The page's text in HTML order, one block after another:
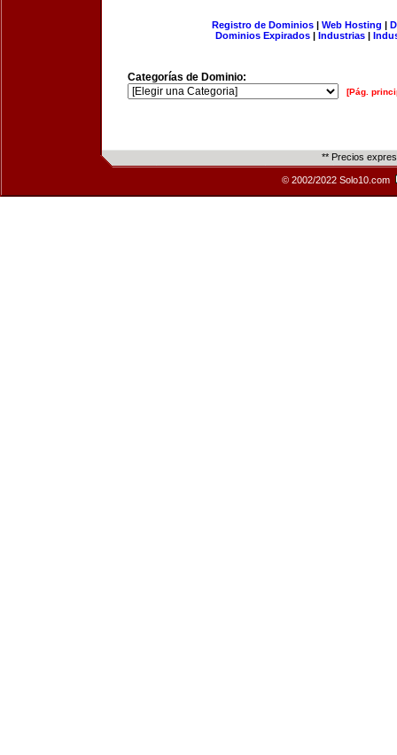
Registro de Dominios| Web Hosting |
Dominios Expirados | Industrias |
Categorías de Dominio:
[Pág.
** Precios
© 2002/2022 Solo10.com